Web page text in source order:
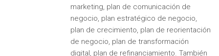
marketing, plan de comunicación de
negocio, plan estratégico de negocio,
plan de crecimiento, plan de reorientación
de negocio, plan de transformación
digital, plan de refinanciamiento. También